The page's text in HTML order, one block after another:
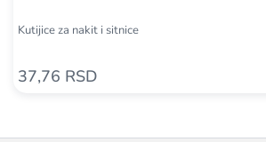
Kutijice za nakit i sitnice
37,76 RSD